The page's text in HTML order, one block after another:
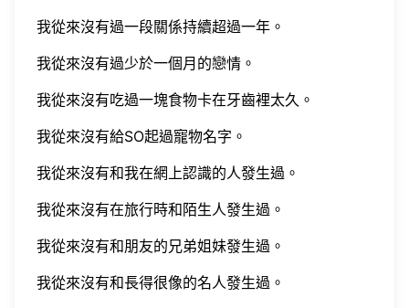
我從來沒有過一段關係持續超過一年。
我從來沒有過少於一個月的戀情。
我從來沒有吃過一塊食物卡在牙齒裡太久。
我從來沒有給SO起過寵物名字。
我從來沒有和我在網上認識的人發生過。
我從來沒有在旅行時和陌生人發生過。
我從來沒有和朋友的兄弟姐妹發生過。
我從來沒有和長得很像的名人發生過。